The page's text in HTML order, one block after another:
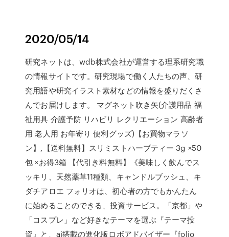
2020/05/14
研究ネットは、wdb株式会社が運営する理系研究職
の情報サイトです。研究現場で働く人たちの声、研
究用語や研究イラスト素材などの情報を盛りだくさ
んでお届けします。 マグネット吹き矢(介護用品 福
祉用具 介護予防 リハビリ レクリエーション 高齢者
用 老人用 お年寄り 便利グッズ)【お買物マラソ
ン】,【送料無料】スリミストハーブティー 3g ×50
包 ×お得3箱 【代引き料無料】《美味しく飲んでス
ッキリ、天然薬草11種類、キャンドルブッシュ、キ
ダチアロエ フォリオは、初心者の方でもかんたん
に始めることのできる、投資サービス。「京都」や
「コスプレ」など好きなテーマを選ぶ『テーマ投
資』と、ai搭載の進化版ロボアドバイザー『folio